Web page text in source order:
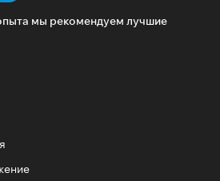
мы рекомендуем лучшие